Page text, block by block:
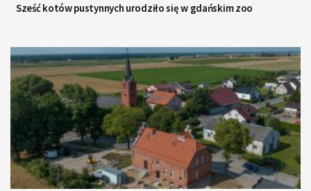
Sześć kotów pustynnych urodziło się w gdańskim zoo